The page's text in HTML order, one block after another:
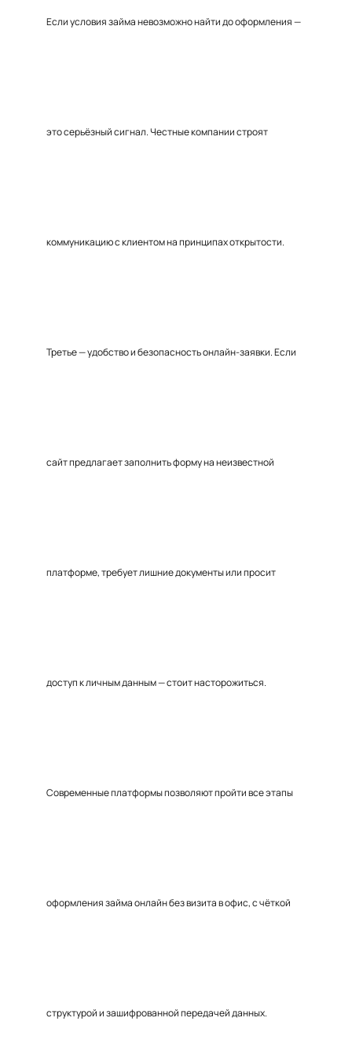
Если условия займа невозможно найти до оформления —
это серьёзный сигнал. Честные компании строят
коммуникацию с клиентом на принципах открытости.
Третье — удобство и безопасность онлайн-заявки. Если
сайт предлагает заполнить форму на неизвестной
платформе, требует лишние документы или просит
доступ к личным данным — стоит насторожиться.
Современные платформы позволяют пройти все этапы
оформления займа онлайн без визита в офис, с чёткой
структурой и зашифрованной передачей данных.